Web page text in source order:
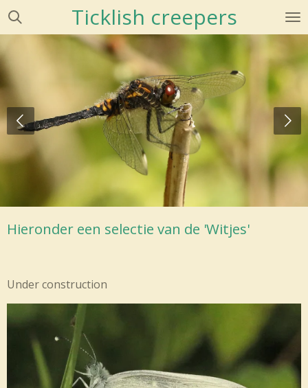
Ga
Ticklish creepers
Hieronder een selectie van de 'Witjes'
Under construction